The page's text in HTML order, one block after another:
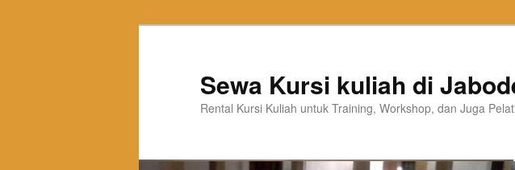
Sewa Kursi kuliah di
Rental Kursi Kuliah untuk Training, Workshop, dan Juga